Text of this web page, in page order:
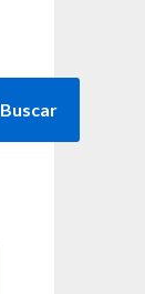
Buscar